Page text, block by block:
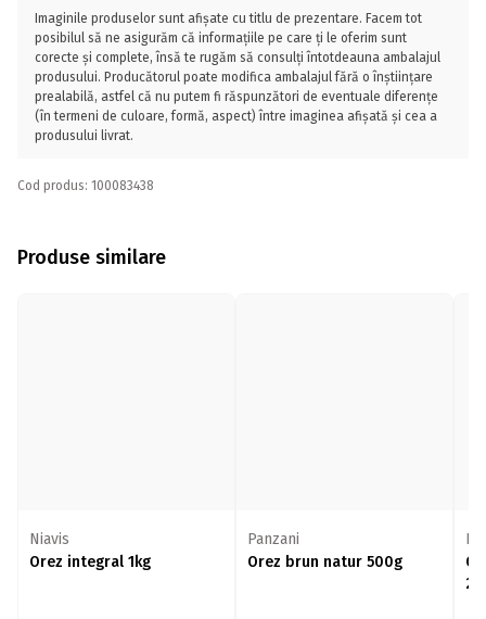
Imaginile produselor sunt afișate cu titlu de prezentare. Facem tot
posibilul să ne asigurăm că informațiile pe care ți le oferim sunt
corecte și complete, însă te rugăm să consulți întotdeauna ambalajul
produsului. Producătorul poate modifica ambalajul fără o înștiințare
prealabilă, astfel că nu putem fi răspunzători de eventuale diferențe
(în termeni de culoare, formă, aspect) între imaginea afișată și cea a
produsului livrat.
Cod produs: 100083438
Produse similare
Niavis
Orez integral 1kg
Panzani
Orez brun natur 500g